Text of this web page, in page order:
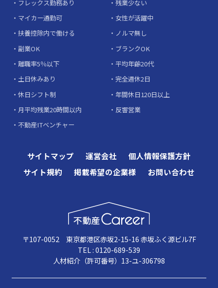
フレックス勤務あり
残業少ない
マイカー通勤可
女性が活躍中
扶養控除内で働ける
ノルマ無し
副業OK
ブランクOK
離職率5％以下
平均年齢20代
土日休みあり
完全週休2日
休日シフト制
年間休日120日以上
月平均残業20時間以内
反響営業
不動産ITベンチャー
サイトマップ 運営会社
個人情報保護方針
サイト規約
掲載希望の企業様 お問い合わせ
〒107-0052 東京都港区赤坂2-15-16 赤坂ふく源ビル7F
TEL : 0120-689-539
人材紹介（許可番号）13-ユ-306798